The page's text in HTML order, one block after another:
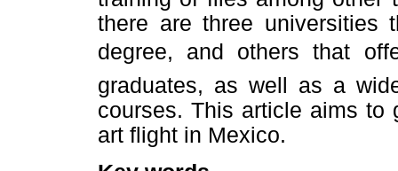
there are three universities
degree, and others that
graduates, as well as a
courses. This article aims
art flight in Mexico.